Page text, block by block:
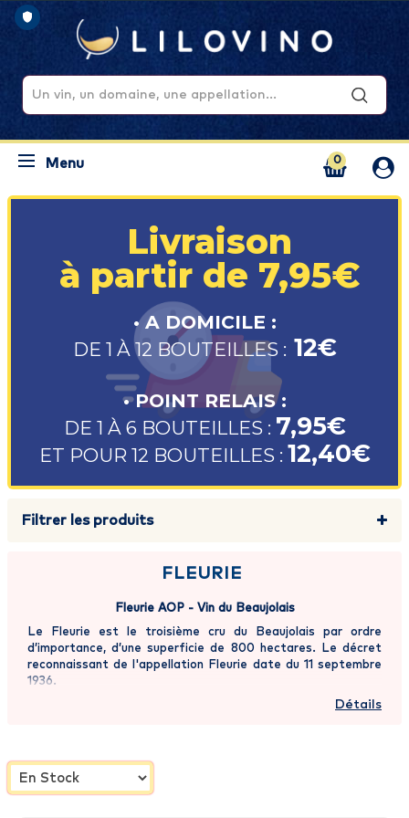
0
Menu
Livraison
à partir de 7,95€
• A DOMICILE :
DE 1 À 12 BOUTEILLES : 12€
• POINT RELAIS :
DE 1 À 6 BOUTEILLES : 7,95€
ET POUR 12 BOUTEILLES : 12,40€
Filtrer les produits
FLEURIE
Fleurie AOP - Vin du Beaujolais
Le Fleurie est le troisième cru du Beaujolais par ordre
d’importance, d’une superficie de 800 hectares. Le décret
reconnaissant de l'appellation Fleurie date du 11 septembre
1936.
L'appellation Fleurie concerne une surface cultivée de 870
uniquement dédiée au vin rouge. Le vin de Fleurie est
produit sur un sous-sol exclusivement granitique qui
Détails